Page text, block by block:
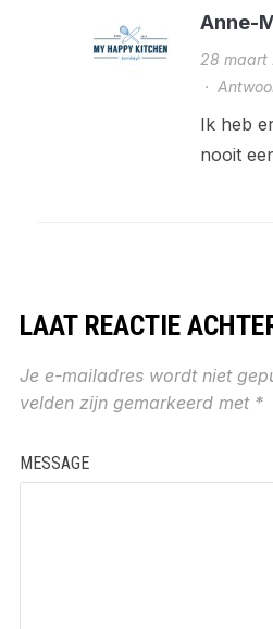
Anne-
28 maart
·
Ik heb
nooit
LAAT REACTIE
Je e-mailadres wordt niet
velden zijn gemarkeerd met *
MESSAGE